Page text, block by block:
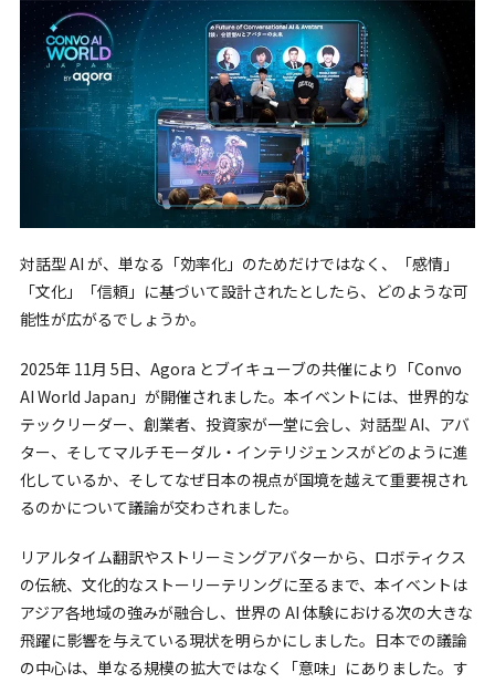
対話型 AI が、単なる「効率化」のためだけではなく、「感情」
「文化」「信頼」に基づいて設計されたとしたら、どのような可
能性が広がるでしょうか。
2025年 11月 5日、Agora とブイキューブの共催により「Convo
AI World Japan」が開催されました。本イベントには、世界的な
テックリーダー、創業者、投資家が一堂に会し、対話型 AI、アバ
ター、そしてマルチモーダル・インテリジェンスがどのように進
化しているか、そしてなぜ日本の視点が国境を越えて重要視され
るのかについて議論が交わされました。
リアルタイム翻訳やストリーミングアバターから、ロボティクス
の伝統、文化的なストーリーテリングに至るまで、本イベントは
アジア各地域の強みが融合し、世界の AI 体験における次の大きな
飛躍に影響を与えている現状を明らかにしました。日本での議論
の中心は、単なる規模の拡大ではなく「意味」にありました。す